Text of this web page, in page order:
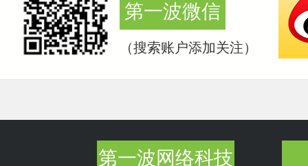
第一波微信
（搜索账户添加关注）
第一波网络科技